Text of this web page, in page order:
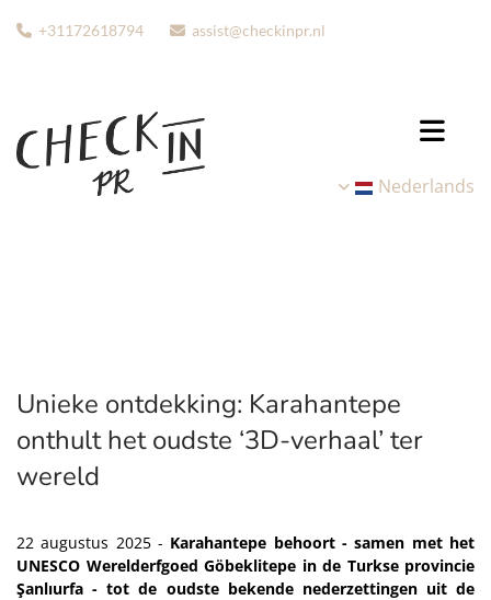
 +31172618794  assist@checkinpr.nl
Nederlands
Unieke ontdekking: Karahantepe
onthult het oudste ‘3D-verhaal’ ter
wereld
22 augustus 2025 - Karahantepe behoort - samen met het
UNESCO Werelderfgoed Göbeklitepe in de Turkse provincie
Şanlıurfa - tot de oudste bekende nederzettingen uit de